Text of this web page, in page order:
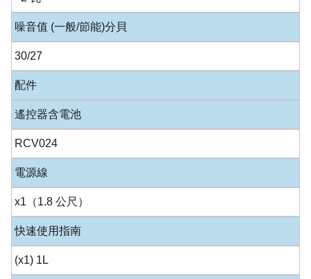
噪音值 (一般/節能)分貝
30/27
配件
遙控器含電池
RCV024
電源線
x1（1.8 公尺）
快速使用指南
(x1) 1L